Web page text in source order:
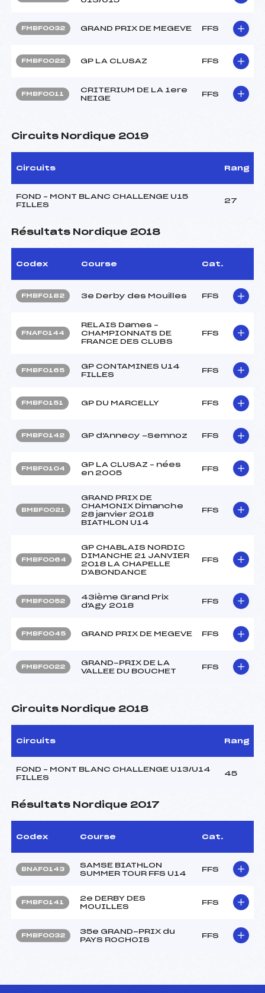
FMBF0032 GRAND PRIX DE MEGEVE FFS
FMBF0022 GP LA CLUSAZ FFS
FMBF0011
CRITERIUM DE LA 1ere
NEIGE
FFS
Circuits Nordique 2019
Circuits Rang
FOND – MONT BLANC CHALLENGE U15
FILLES
27
Résultats Nordique 2018
Codex Course Cat.
FMBF0182 3e Derby des Mouilles FFS
FNAF0144
RELAIS Dames –
CHAMPIONNATS DE
FRANCE DES CLUBS
FFS
FMBF0165
GP CONTAMINES U14
FILLES
FFS
FMBF0151 GP DU MARCELLY FFS
FMBF0142 GP d'Annecy -Semnoz FFS
FMBF0104
GP LA CLUSAZ – nées
en 2005
FFS
BMBF0021
GRAND PRIX DE
CHAMONIX Dimanche
28 janvier 2018
BIATHLON U14
FFS
FMBF0064
GP CHABLAIS NORDIC
DIMANCHE 21 JANVIER
2018 LA CHAPELLE
D'ABONDANCE
FFS
FMBF0052
43ième Grand Prix
d'Agy 2018
FFS
FMBF0045 GRAND PRIX DE MEGEVE FFS
FMBF0022
GRAND-PRIX DE LA
VALLEE DU BOUCHET
FFS
Circuits Nordique 2018
Circuits Rang
FOND – MONT BLANC CHALLENGE U13/U14
FILLES
45
Résultats Nordique 2017
Codex Course Cat.
BNAF0143
SAMSE BIATHLON
SUMMER TOUR FFS U14
FFS
FMBF0141
2e DERBY DES
MOUILLES
FFS
FMBF0032
35e GRAND-PRIX du
PAYS ROCHOIS
FFS